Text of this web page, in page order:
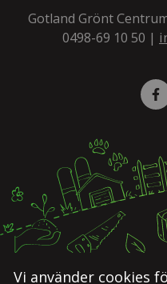
Gotland Grönt
0498-69 10 50 |
Vi använder cookies